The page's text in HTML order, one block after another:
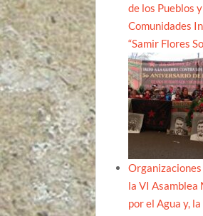
de los Pueblos y
Comunidades
“Samir Flores
la VI Asamblea
por el Agua y,